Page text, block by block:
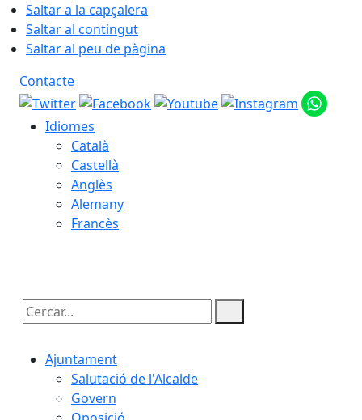
Saltar a la capçalera
Saltar al contingut
Saltar al peu de pàgina
Contacte
Idiomes
Català
Castellà
Anglès
Alemany
Francès
Cercar:
Ajuntament
Salutació de l'Alcalde
Govern